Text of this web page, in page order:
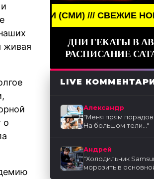
живая
о
/// СВЕЖИЕ НОВОСТИ ///
ДНИ ГЕКАТЫ В
РАСПИСАНИЕ
LIVE
Александр
"Меня прям
На большом тели..."
Андрей
"Холодильник
морозить в